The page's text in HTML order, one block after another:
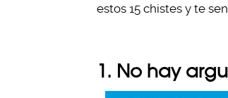
estos 15 chistes y te
1. No hay